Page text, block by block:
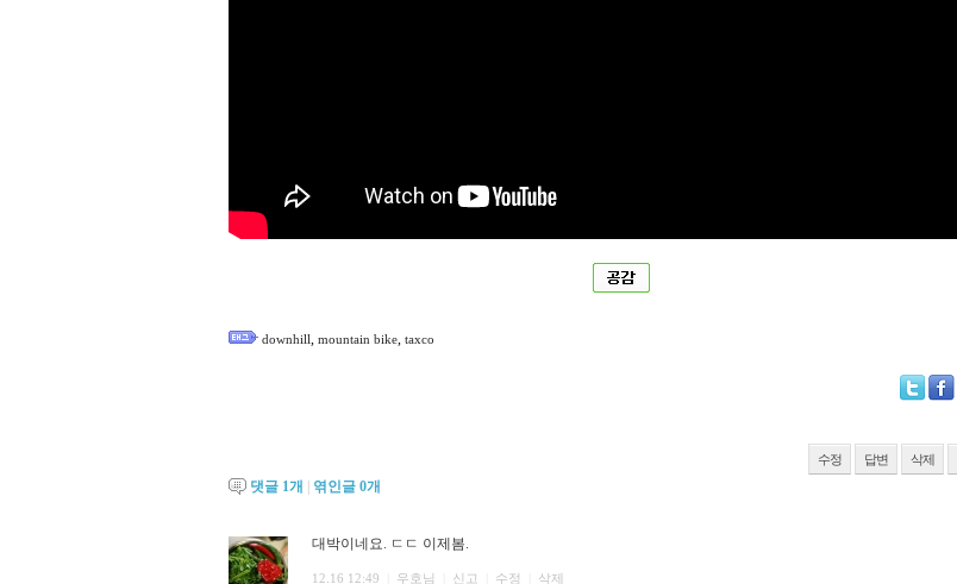
downhill, mountain bike, taxco
수정 답변 삭제
댓글 1개 엮인글 0개